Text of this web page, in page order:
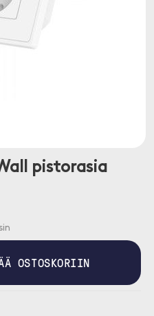
pistorasia
OSTOSKORIIN